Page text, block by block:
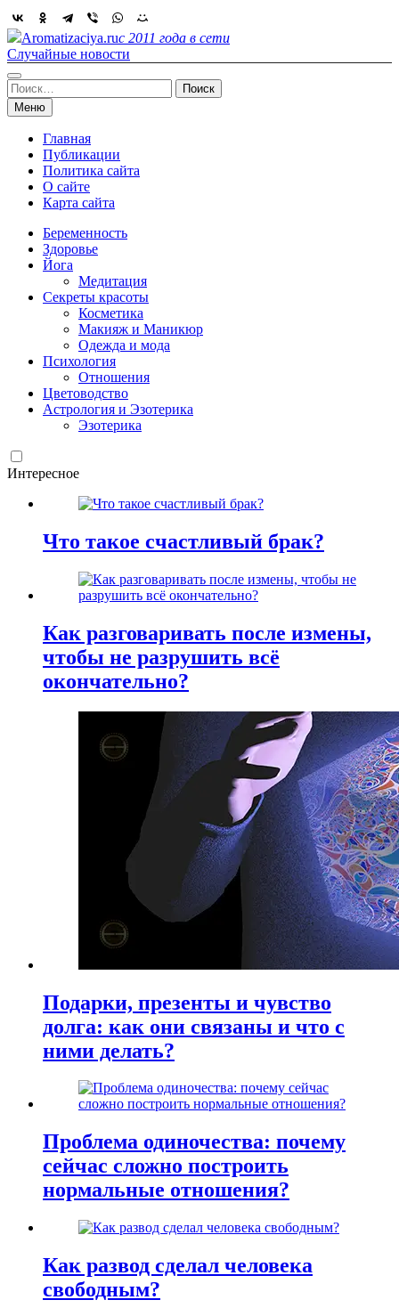
Skip
to
content
Aromatizaciya.ruс 2011 года в сети
Случайные новости
Найти:
Меню
Главная
Публикации
Политика сайта
О сайте
Карта сайта
Беременность
Здоровье
Йога
Медитация
Секреты красоты
Косметика
Макияж и Маникюр
Одежда и мода
Психология
Отношения
Цветоводство
Астрология и Эзотерика
Эзотерика
Интересное
Что такое счастливый брак?
Как разговаривать после измены,
чтобы не разрушить всё
окончательно?
Подарки, презенты и чувство
долга: как они связаны и что с
ними делать?
Проблема одиночества: почему
сейчас сложно построить
нормальные отношения?
Как развод сделал человека
свободным?